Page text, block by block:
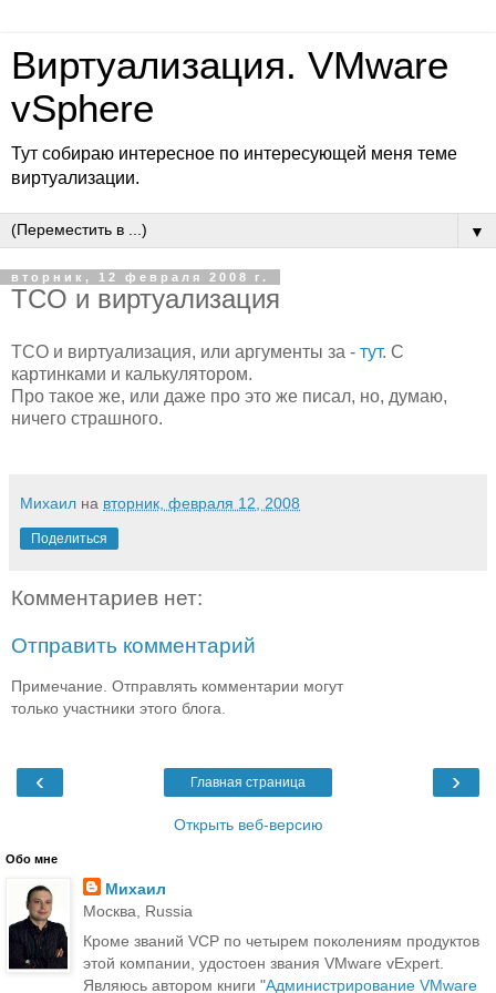
Виртуализация. VMware
vSphere
Тут собираю интересное по интересующей меня теме
виртуализации.
▼
вторник, 12 февраля 2008 г.
TCO и виртуализация
TCO и виртуализация, или аргументы за - тут. С
картинками и калькулятором.
Про такое же, или даже про это же писал, но, думаю,
ничего страшного.
Михаил на вторник, февраля 12, 2008
Поделиться
Комментариев нет:
Отправить комментарий
Примечание. Отправлять комментарии могут
только участники этого блога.
‹ ›
Главная страница
Открыть веб-версию
Обо мне
Михаил
Москва, Russia
Кроме званий VCP по четырем поколениям продуктов
этой компании, удостоен звания VMware vExpert.
Являюсь автором книги "Администрирование VMware